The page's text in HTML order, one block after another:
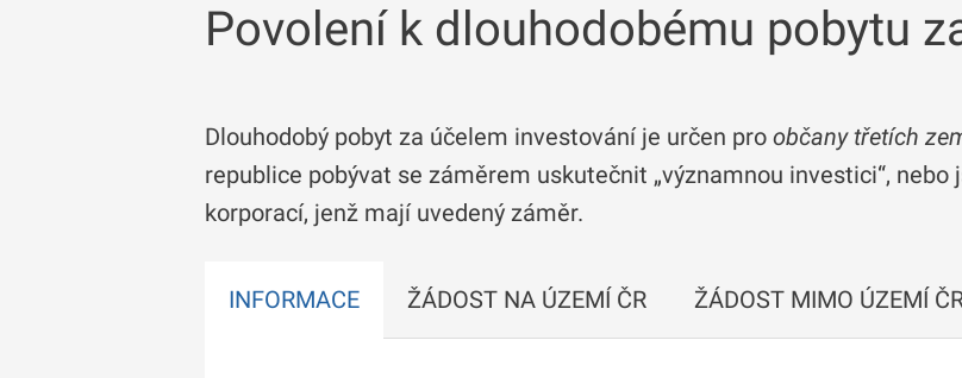
Povolení k dlouhodobému pobytu
Dlouhodobý pobyt za účelem investování je určen pro občany třetích
republice pobývat se záměrem uskutečnit „významnou investici“,
korporací, jenž mají uvedený záměr.
INFORMACE ŽÁDOST NA ÚZEMÍ ČR ŽÁDOST MIMO ÚZEMÍ